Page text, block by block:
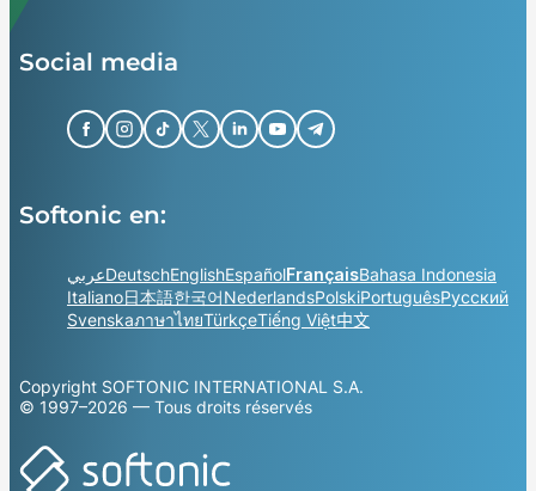
Social media
Softonic en:
عربيDeutschEnglishEspañolFrançaisBahasa Indonesia
Italiano日本語한국어NederlandsPolskiPortuguêsРусский
SvenskaภาษาไทยTürkçeTiếng Việt中文
Copyright SOFTONIC INTERNATIONAL S.A.
© 1997–2026 — Tous droits réservés